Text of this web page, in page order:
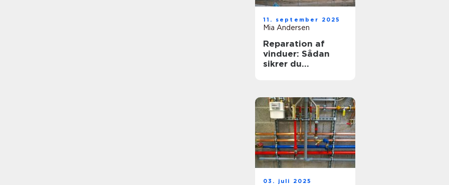
11. september 2025
Mia Andersen
Reparation af
vinduer: Sådan
sikrer du
03. juli 2025